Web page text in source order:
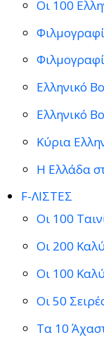
Οι 100
Ελληνικό
Ελληνικό
Κύρια
Η Ελλάδα
F-ΛΙΣΤΕΣ
Οι 100
Οι 200
Οι 100
Οι 50
Τα 10